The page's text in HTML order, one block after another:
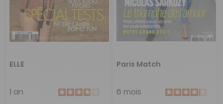
ELLE
1 an
Paris Match
6 mois